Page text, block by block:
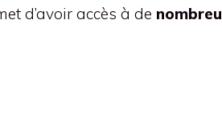
d’avoir accès à de